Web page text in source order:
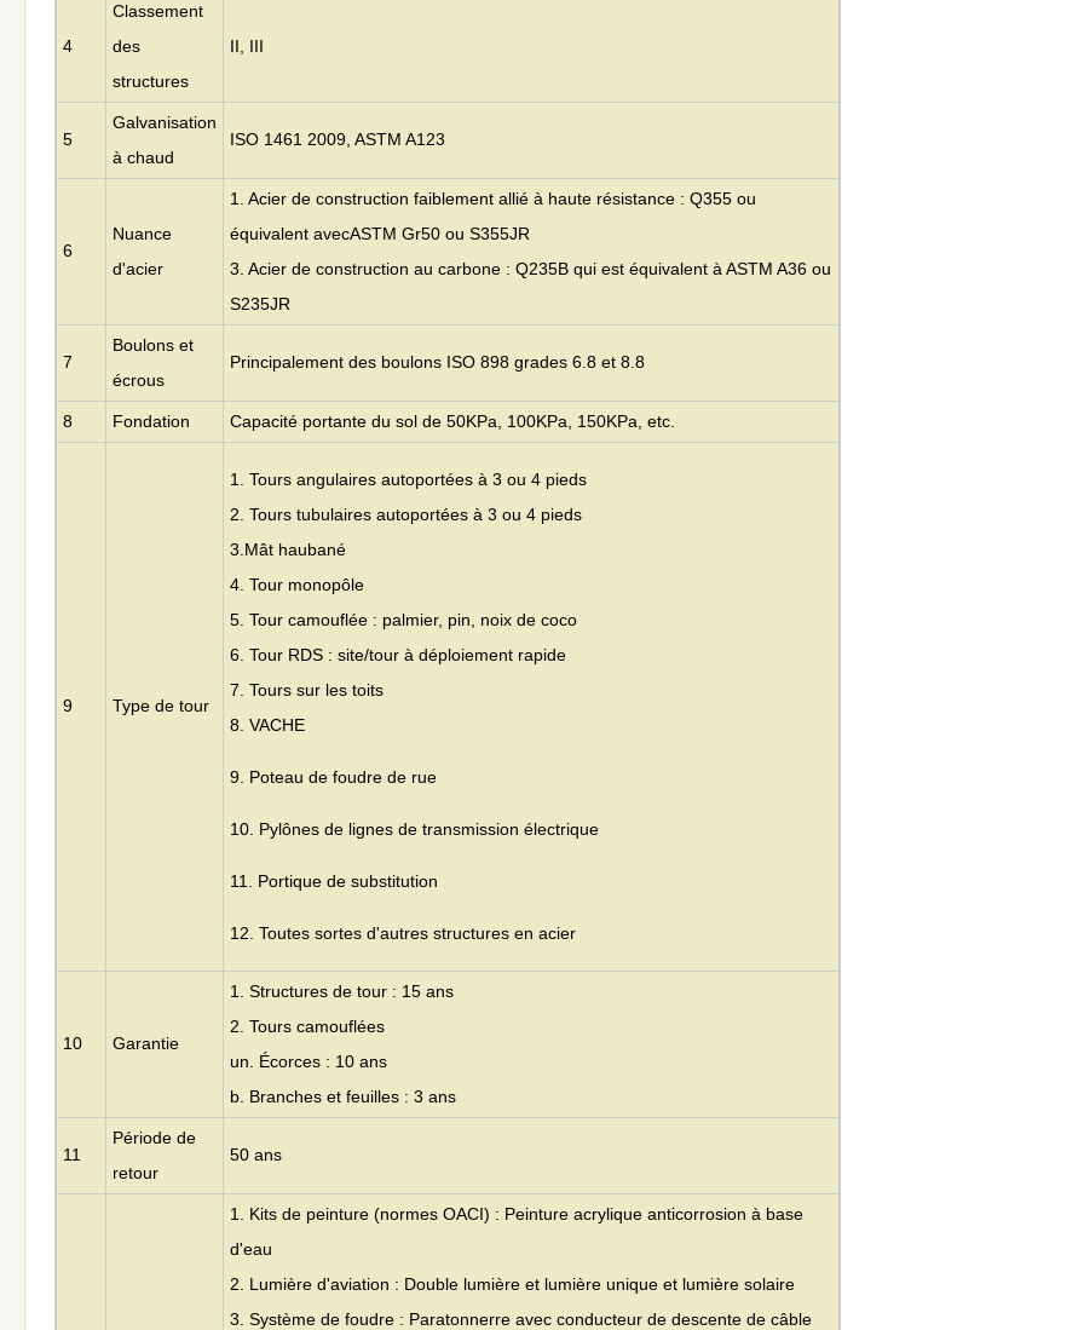
4
Classement
des
structures
II, III
5
Galvanisation
à chaud
ISO 1461 2009, ASTM A123
6
Nuance
d'acier
1. Acier de construction faiblement allié à haute résistance : Q355 ou
équivalent avecASTM Gr50 ou S355JR
3. Acier de construction au carbone : Q235B qui est équivalent à ASTM A36 ou
S235JR
7
Boulons et
écrous
Principalement des boulons ISO 898 grades 6.8 et 8.8
8 Fondation Capacité portante du sol de 50KPa, 100KPa, 150KPa, etc.
9 Type de tour
1. Tours angulaires autoportées à 3 ou 4 pieds
2. Tours tubulaires autoportées à 3 ou 4 pieds
3. Mât haubané
4. Tour monopôle
5. Tour camouflée : palmier, pin, noix de coco
6. Tour RDS : site/tour à déploiement rapide
7. Tours sur les toits
8. VACHE
9. Poteau de foudre de rue
10. Pylônes de lignes de transmission électrique
11. Portique de substitution
12. Toutes sortes d'autres structures en acier
10 Garantie
1. Structures de tour : 15 ans
2. Tours camouflées
un. Écorces : 10 ans
b. Branches et feuilles : 3 ans
11
Période de
retour
50 ans
1. Kits de peinture (normes OACI) : Peinture acrylique anticorrosion à base
d'eau
2. Lumière d'aviation : Double lumière et lumière unique et lumière solaire
3. Système de foudre : Paratonnerre avec conducteur de descente de câble